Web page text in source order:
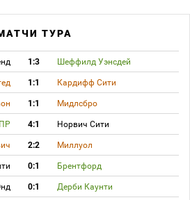
ТУРА
1:3 Шеффилд Уэнсдей
1:1 Кардифф Сити
1:1 Мидлсбро
4:1 Норвич Сити
2:2 Миллуол
0:1 Брентфорд
0:1 Дерби Каунти